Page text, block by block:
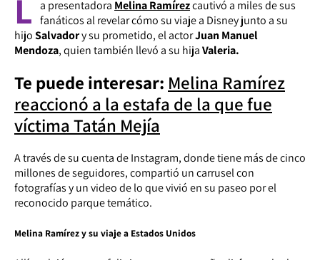
L a presentadora Melina Ramírezcautivó a miles de sus
fanáticos al revelar cómo su viaje a Disney junto a su
hijoSalvadory su prometido, el actorJuan Manuel
Mendoza, quien también llevó a su hijaValeria.
Te puede interesar: Melina Ramírez
reaccionó a la estafa de la que fue
víctima Tatán Mejía
A través de su cuenta de Instagram, donde tiene más de cinco
millones de seguidores, compartió un carrusel con
fotografías y un video de lo que vivió en su paseo por el
reconocido parque temático.
Melina Ramírez y su viaje a Estados Unidos